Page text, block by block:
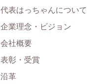
代表はっちゃんについて
企業理念・ビジョン
会社概要
表彰・受賞
沿革